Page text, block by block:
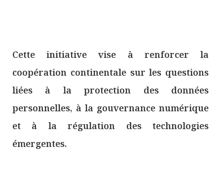
Cette initiative vise à renforcer la
coopération continentale sur les questions
liées à la protection des données
personnelles, à la gouvernance numérique
et à la régulation des technologies
émergentes.